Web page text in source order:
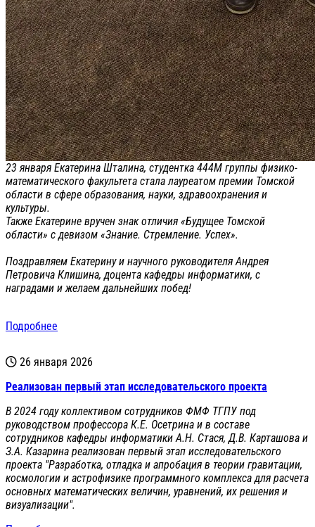
23 января Екатерина Шталина, студентка 444М группы физико-
математического факультета стала лауреатом премии Томской
области в сфере образования, науки, здравоохранения и
культуры.
Также Екатерине вручен знак отличия «Будущее Томской
области» с девизом «Знание. Стремление. Успех».
Поздравляем Екатерину и научного руководителя Андрея
Петровича Клишина, доцента кафедры информатики, с
наградами и желаем дальнейших побед!
Подробнее
26 января 2026
Реализован первый этап исследовательского проекта
В 2024 году коллективом сотрудников ФМФ ТГПУ под
руководством профессора К.Е. Осетрина и в составе
сотрудников кафедры информатики А.Н. Стася, Д.В. Карташова и
З.А. Казарина реализован первый этап исследовательского
проекта "Разработка, отладка и апробация в теории гравитации,
космологии и астрофизике программного комплекса для расчета
основных математических величин, уравнений, их решения и
визуализации".